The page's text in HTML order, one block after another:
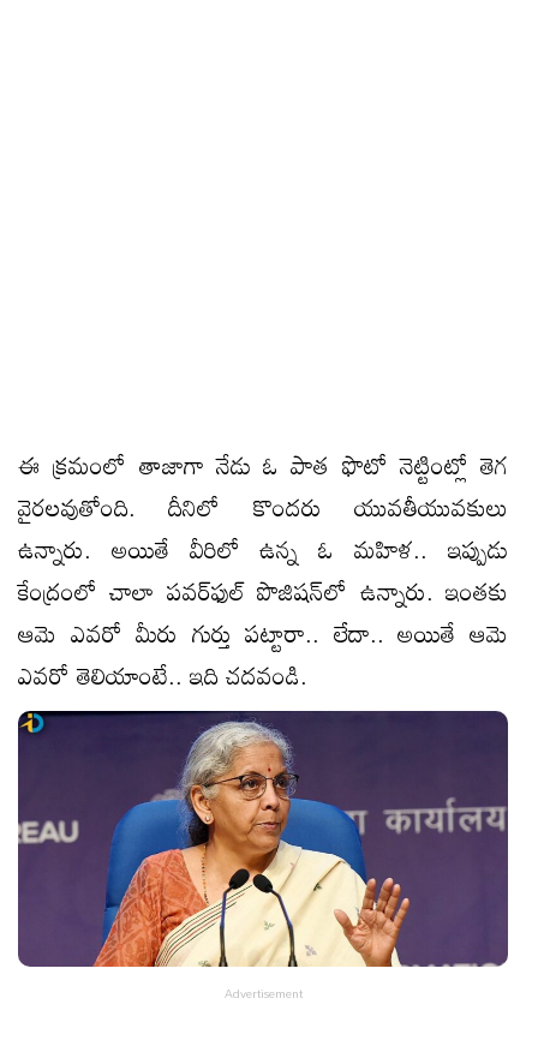
ఈ క్రమంలో తాజాగా నేడు ఓ పాత ఫొటో నెట్టింట్లో తెగ
వైరలవుతోంది. దీనిలో కొందరు యువతీయువకులు
ఉన్నారు. అయితే వీరిలో ఉన్న ఓ మహిళ.. ఇప్పుడు
కేంద్రంలో చాలా పవర్‌ఫుల్‌ పొజిషన్‌లో ఉన్నారు. ఇంతకు
ఆమె ఎవరో మీరు గుర్తు పట్టారా.. లేదా.. అయితే ఆమె
ఎవరో తెలియాంటే.. ఇది చదవండి.